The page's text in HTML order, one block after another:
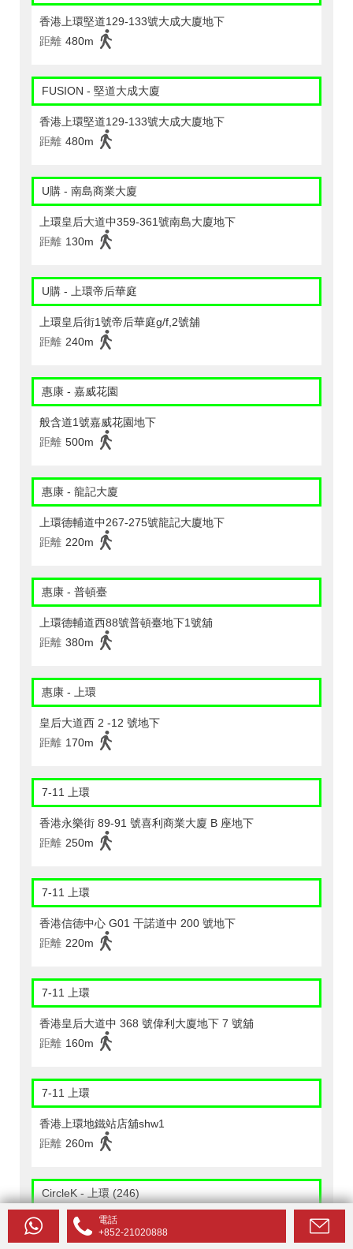
香港上環堅道129-133號大成大廈地下
距離 480m
FUSION - 堅道大成大廈
香港上環堅道129-133號大成大廈地下
距離 480m
U購 - 南島商業大廈
上環皇后大道中359-361號南島大廈地下
距離 130m
U購 - 上環帝后華庭
上環皇后街1號帝后華庭g/f,2號舖
距離 240m
惠康 - 嘉威花園
般含道1號嘉威花園地下
距離 500m
惠康 - 龍記大廈
上環德輔道中267-275號龍記大廈地下
距離 220m
惠康 - 普頓臺
上環德輔道西88號普頓臺地下1號舖
距離 380m
惠康 - 上環
皇后大道西 2 -12 號地下
距離 170m
7-11 上環
香港永樂街 89-91 號喜利商業大廈 B 座地下
距離 250m
7-11 上環
香港信德中心 G01 干諾道中 200 號地下
距離 220m
7-11 上環
香港皇后大道中 368 號偉利大廈地下 7 號舖
距離 160m
7-11 上環
香港上環地鐵站店舖shw1
距離 260m
CircleK - 上環 (246)
上環德輔道中323號西港城地下11-13號舖
距離
60m
電話
+852-21020888